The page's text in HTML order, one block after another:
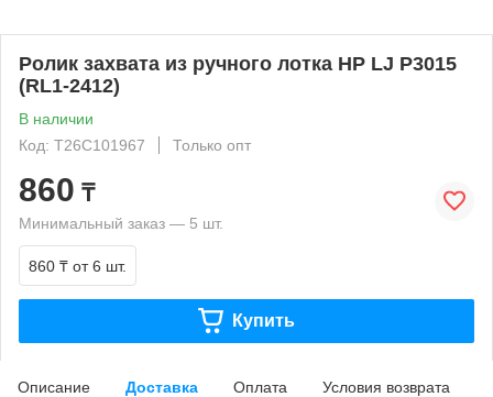
Ролик захвата из ручного лотка HP LJ P3015
(RL1-2412)
В наличии
Код: T26C101967
Только опт
860 ₸
Минимальный заказ — 5 шт.
860 ₸ от 6 шт.
Купить
Описание Доставка Оплата Условия возврата